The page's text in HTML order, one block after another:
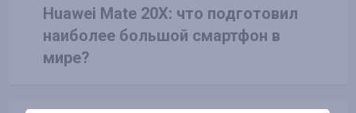
Huawei Mate 20X: что подготовил
наиболее большой смартфон в
мире?